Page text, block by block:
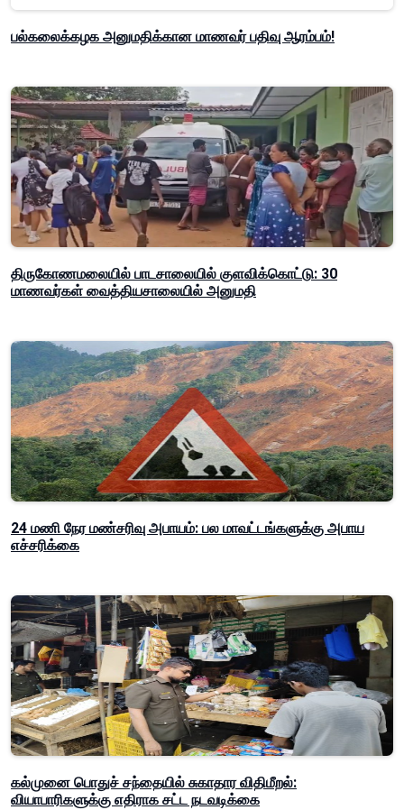
பல்கலைக்கழக அனுமதிக்கான மாணவர் பதிவு ஆரம்பம்!
திருகோணமலையில் பாடசாலையில் குளவிக்கொட்டு: 30
மாணவர்கள் வைத்தியசாலையில் அனுமதி
24 மணி நேர மண்சரிவு அபாயம்: பல மாவட்டங்களுக்கு அபாய
எச்சரிக்கை
கல்முனை பொதுச் சந்தையில் சுகாதார விதிமீறல்:
வியாபாரிகளுக்கு எதிராக சட்ட நடவடிக்கை